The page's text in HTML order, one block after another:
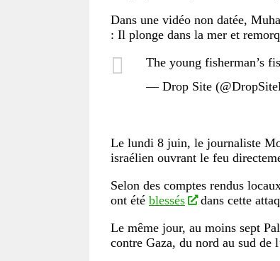
Dans une vidéo non datée,
: Il plonge dans la mer et
The young fisherman’s
— Drop Site
Le lundi 8 juin, le journaliste
israélien ouvrant le feu
Selon des comptes rendus
ont été blessés
dans cette
Le même jour, au moins sept
contre Gaza, du nord au sud de